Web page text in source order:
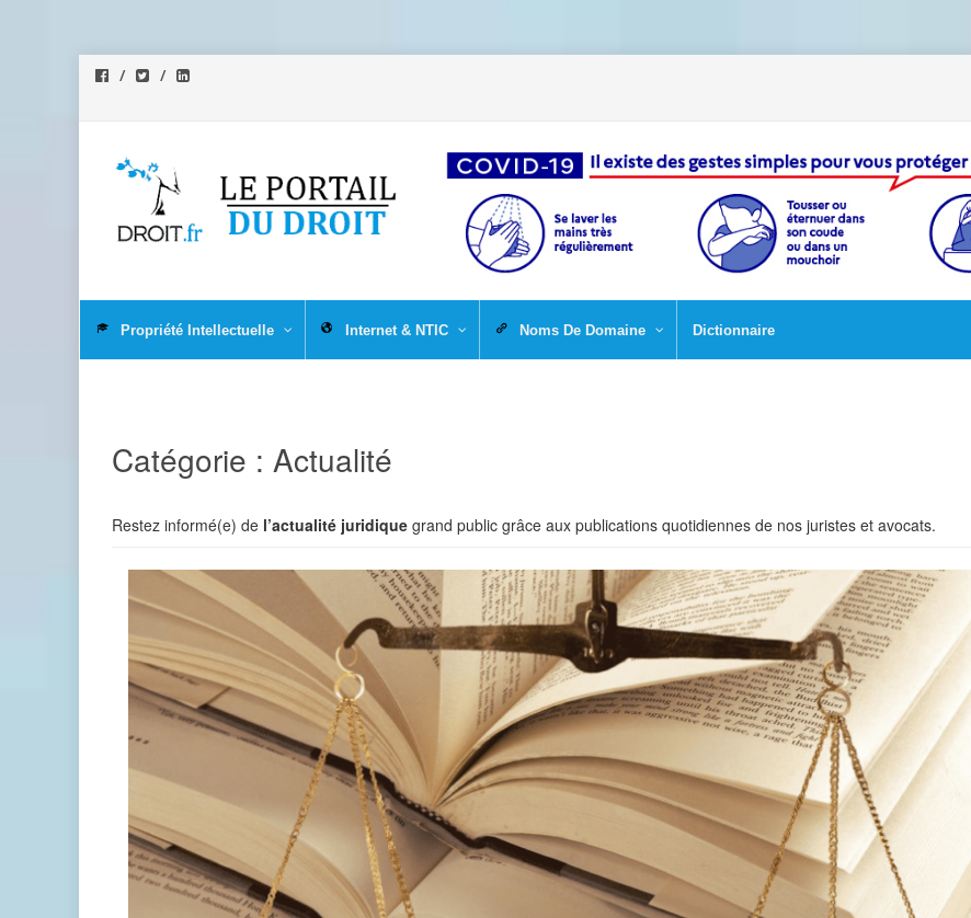
contenu
Propriété Intellectuelle Internet & NTIC Noms De Domaine Dictionnaire
Catégorie : Actualité
Restez informé(e) de l’actualité juridique grand public grâce aux publications quotidiennes de nos juristes et avocats.